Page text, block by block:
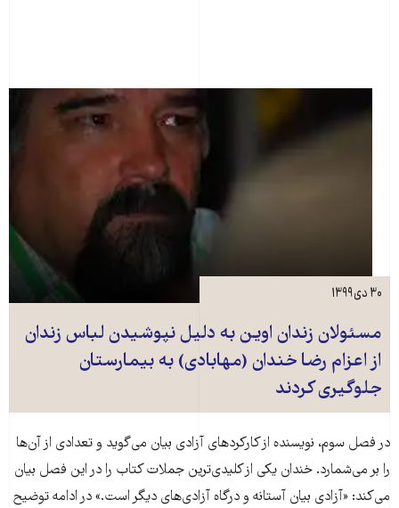
مسئولان زندان اوین به دلیل نپوشیدن لباس زندان
از اعزام رضا خندان (مهابادی) به بیمارستان
جلوگیری کردند
۳۰ دی ۱۳۹۹
در فصل سوم، نویسنده از کارکردهای آزادی بیان می‌گوید و تعدادی از آن‌ها
را بر می‌شمارد. خندان یکی از کلیدی‌ترین جملات کتاب را در این فصل بیان
می‌کند: «آزادی بیان آستانه و درگاه آزادی‌های دیگر است.» در ادامه توضیح